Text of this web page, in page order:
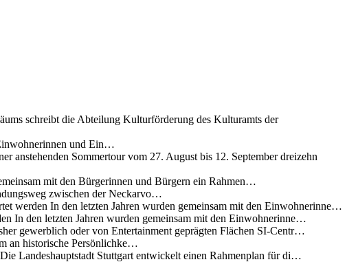
schreibt die Abteilung Kulturförderung des Kulturamts der
und Ein…
anstehenden Sommertour vom 27. August bis 12. September dreizehn
mit den Bürgerinnen und Bürgern ein Rahmen…
zwischen der Neckarvo…
werden In den letzten Jahren wurden gemeinsam mit den Einwohnerinne…
In den letzten Jahren wurden gemeinsam mit den Einwohnerinne…
gewerblich oder von Entertainment geprägten Flächen SI-Centr…
an historische Persönlichke…
Landeshauptstadt Stuttgart entwickelt einen Rahmenplan für di…